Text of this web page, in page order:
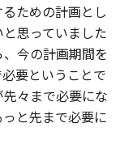
るための計画とし
思っていました
今の計画期間を
要ということで
々まで必要にな
と先まで必要に